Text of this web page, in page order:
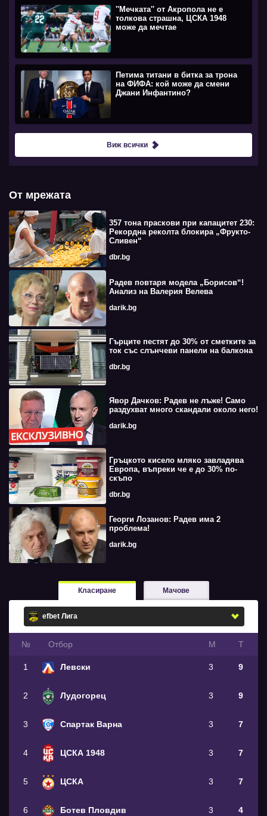
''Мечката'' от Акропола не е
толкова страшна, ЦСКА 1948
може да мечтае
Петима титани в битка за трона
на ФИФА: кой може да смени
Джани Инфантино?
Виж всички
От мрежата
357 тона праскови при капацитет 230:
Рекордна реколта блокира „Фрукто-
Сливен“
dbr.bg
Радев повтаря модела „Борисов“!
Анализ на Валерия Велева
darik.bg
Гърците пестят до 30% от сметките за
ток със слънчеви панели на балкона
dbr.bg
Явор Дачков: Радев не лъже! Само
раздухват много скандали около него!
darik.bg
Гръцкото кисело мляко завладява
Европа, въпреки че е до 30% по-
скъпо
dbr.bg
Георги Лозанов: Радев има 2
проблема!
darik.bg
Класиране Мачове
№ Oтбор М Т
1 Левски 3 9
2 Лудогорец 3 9
3 Спартак Варна 3 7
4 ЦСКА 1948 3 7
5 ЦСКА 3 7
6 Ботев Пловдив 3 4